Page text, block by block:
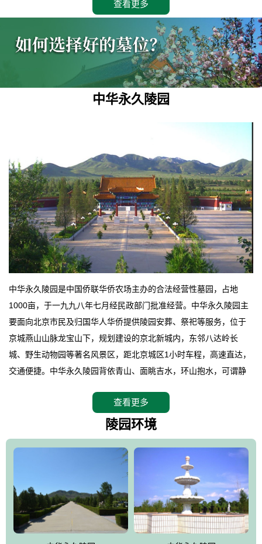
查看更多
中华永久陵园
中华永久陵园是中国侨联华侨农场主办的合法经营性墓园，占地
1000亩，于一九九八年七月经民政部门批准经营。中华永久陵园主
要面向北京市民及归国华人华侨提供陵园安葬、祭祀等服务，位于
京城燕山山脉龙宝山下，规划建设的京北新城内，东邻八达岭长
城、野生动物园等著名风景区，距北京城区1小时车程，高速直达，
交通便捷。中华永久陵园背依青山、面眺吉水，环山抱水，可谓静
地。在总体设计上完全以中国传统文化作为前渠，由三条山脊环绕
而成，宛如一把太师椅，呈坐南朝北向，左青龙，右白虎，前朱
环绕挡住了外界的风吹，流动的生气遇到官厅的水又止住了，正好
符合山环水抱，藏风纳气的要求。中华永久陵园风景庄重典雅、气
势如宏，是华北地区最大的平川式墓园，陵园以皇家建筑风格为载
体吸取现代园林艺术之精华
查看更多
陵园环境